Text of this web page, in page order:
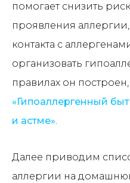
помогает снизить
проявления
контакта с
организовать
правилах он
«Гипоаллергенный
и астме».
Далее приводим
аллергии на